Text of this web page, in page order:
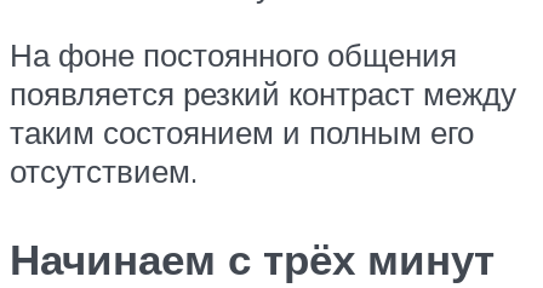
На фоне постоянного общения
появляется резкий контраст между
таким состоянием и полным его
отсутствием.
Начинаем с трёх минут